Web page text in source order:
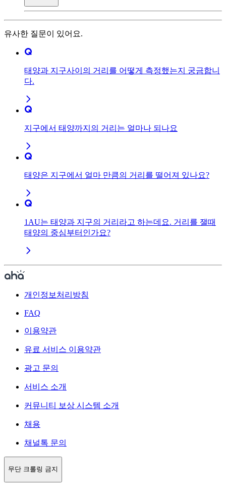
유사한 질문이 있어요.
태양과 지구사이의 거리를 어떻게 측정했는지 궁금합니
다.
지구에서 태양까지의 거리는 얼마나 되나요
태양은 지구에서 얼마 만큼의 거리를 떨어져 있나요?
1AU는 태양과 지구의 거리라고 하는데요. 거리를 잴때
태양의 중심부터인가요?
개인정보처리방침
FAQ
이용약관
유료 서비스 이용약관
광고 문의
서비스 소개
커뮤니티 보상 시스템 소개
채용
채널톡 문의
무단 크롤링 금지